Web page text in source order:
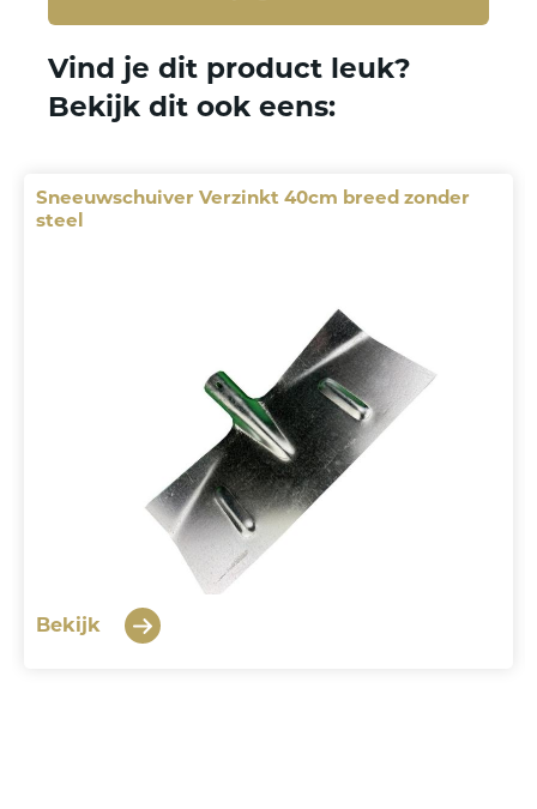
Deze pagina delen
Vind je dit product leuk?
Bekijk dit ook eens:
Sneeuwschuiver Verzinkt 40cm breed zonder
steel
Bekijk